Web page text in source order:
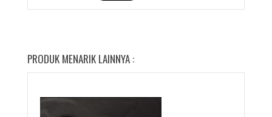
PRODUK MENARIK LAINNYA :